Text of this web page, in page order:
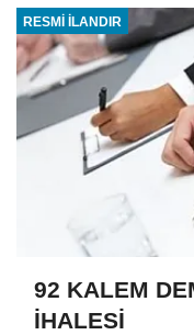
RESMİ İLANDIR
92 KALEM
İHALESİ